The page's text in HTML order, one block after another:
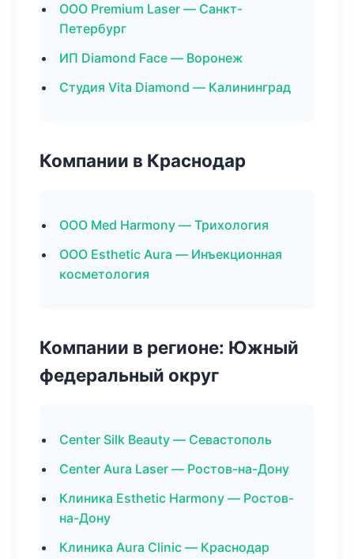
ООО Premium Laser — Санкт-
Петербург
ИП Diamond Face — Воронеж
Студия Vita Diamond — Калининград
Компании в Краснодар
ООО Med Harmony — Трихология
ООО Esthetic Aura — Инъекционная
косметология
Компании в регионе: Южный
федеральный округ
Center Silk Beauty — Севастополь
Center Aura Laser — Ростов-на-Дону
Клиника Esthetic Harmony — Ростов-
на-Дону
Клиника Aura Clinic — Краснодар